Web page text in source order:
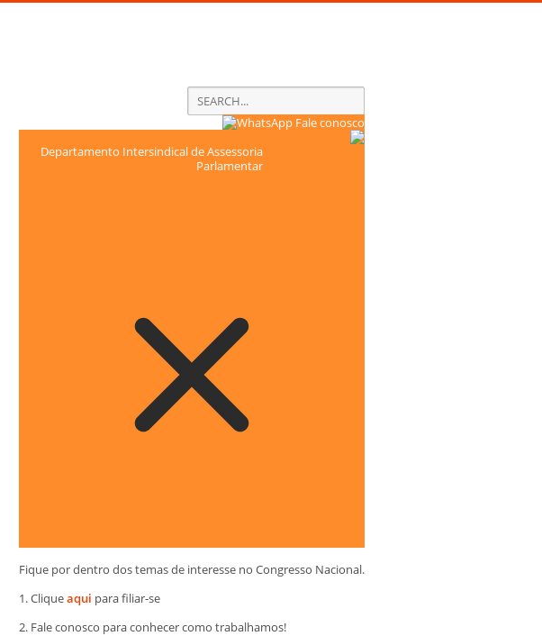
Fale conosco
Departamento Intersindical de Assessoria
Parlamentar
Fique por dentro dos temas de interesse no Congresso Nacional.
1. Cliqueaqui para filiar-se
2. Fale conosco para conhecer como trabalhamos!